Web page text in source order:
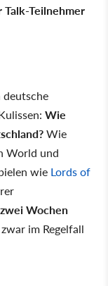
Teilnehmer
deutsche
Wie
Wie
World und
wie Lords of
zwei Wochen
im Regelfall